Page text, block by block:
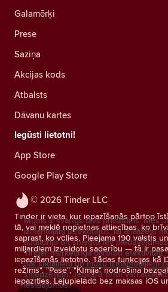
© 2026 Tinder LLC
Tinder ir vieta, kur iepazīšanās pārtop
tā, vai meklē nopietnas attiecības, ko
saprast, ko vēlies. Pieejama 190 valstīs
miljardiem izveidotu saderību — tā ir
iepazīšanās lietotne. Tādas funkcijas kā
režīms", "Pase", "Ķīmija" nodrošina
iepazīties. Lejupielādē bez maksas iOS
Galamērķi
Prese
Saziņa
Akcijas kods
Atbalsts
Dāvanu kartes
Iegūsti lietotni!
App Store
Google Play Store
Mums ir svarīgs tavs privātums. Mēs
izmantojam izsekotājus, lai analizētu
auditoriju un sniegtu tev
Tinder mārketinga darbību efektivitāti.
par sīkfailiem un mūsu izmantotajiem
sniedzējiem. Jebkurā brīdī vari
iestatījumos.